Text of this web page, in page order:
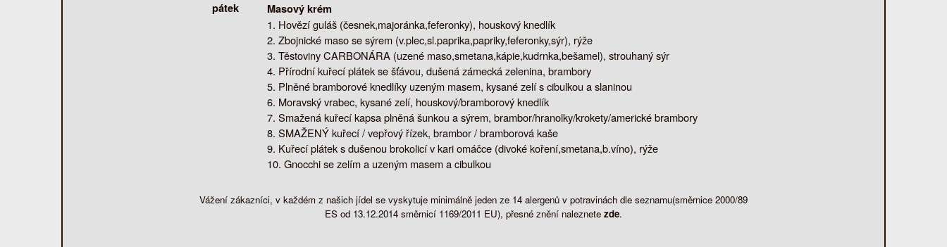
pátek
Masový krém
Hovězí guláš (česnek,majoránka,feferonky), houskový knedlík
Zbojnické maso se sýrem (v.plec,sl.paprika,papriky,feferonky,sýr), rýže
Těstoviny CARBONÁRA (uzené maso,smetana,kápie,kudrnka,bešamel), strouhaný sýr
Přírodní kuřecí plátek se šťávou, dušená zámecká zelenina, brambory
Plněné bramborové knedlíky uzeným masem, kysané zelí s cibulkou a slaninou
Moravský vrabec, kysané zelí, houskový/bramborový knedlík
Smažená kuřecí kapsa plněná šunkou a sýrem, brambor/hranolky/krokety/americké brambory
SMAŽENÝ kuřecí / vepřový řízek, brambor / bramborová kaše
Kuřecí plátek s dušenou brokolicí v kari omáčce (divoké koření,smetana,b.víno), rýže
Gnocchi se zelím a uzeným masem a cibulkou
Vážení zákazníci, v každém z našich jídel se vyskytuje minimálně jeden ze 14 alergenů v potravinách dle seznamu(směrnice 2000/89
ES od 13.12.2014 směrnicí 1169/2011 EU), přesné znění naleznete zde.